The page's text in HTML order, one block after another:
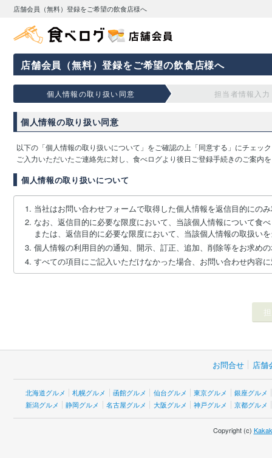
店舗会員（無料）登録をご希望の飲食店様へ
店舗会員（無料）登録をご希望の飲食店様へ
個人情報の取り扱い同意 担当者情報入力
個人情報の取り扱い同意
以下の「個人情報の取り扱いについて」をご確認の上「同意する」にチェッ
ご入力いただいたご連絡先に対し、食べログより後日ご登録手続きのご案内
個人情報の取り扱いについて
当社はお問い合わせフォームで取得した個人情報を返信目的にの
なお、返信目的に必要な限度において、当該個人情報について食
または、返信目的に必要な限度において、当該個人情報の取扱い
個人情報の利用目的の通知、開示、訂正、追加、削除等をお求め
すべての項目にご記入いただけなかった場合、お問い合わせ内容
お問合せ 店舗
北海道グルメ 札幌グルメ 函館グルメ 仙台グルメ 東京グルメ
銀座グルメ
新潟グルメ
静岡グルメ 名古屋グルメ 大阪グルメ 神戸グルメ 京都グルメ
Copyright (c)